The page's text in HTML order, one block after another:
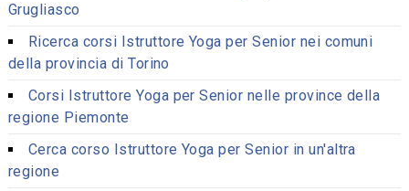
Grugliasco
Ricerca corsi Istruttore Yoga per Senior nei comuni
della provincia di Torino
Corsi Istruttore Yoga per Senior nelle province della
regione Piemonte
Cerca corso Istruttore Yoga per Senior in un'altra
regione